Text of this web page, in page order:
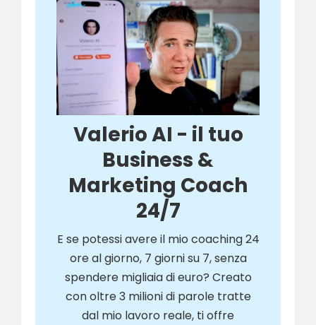
Valerio AI - il tuo
Business &
Marketing Coach
24/7
E se potessi avere il mio coaching 24
ore al giorno, 7 giorni su 7, senza
spendere migliaia di euro? Creato
con oltre 3 milioni di parole tratte
dal mio lavoro reale, ti offre